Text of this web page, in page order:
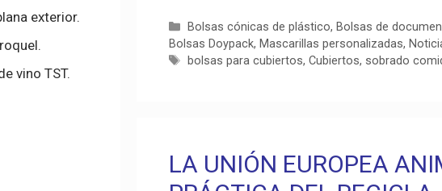
Categorías
Bolsas cónicas de plástico, Bolsas de
Bolsas Doypack, Mascarillas personalizadas,
Etiquetas
bolsas para cubiertos,Cubiertos, sobrado
LA UNIÓN EUROPEA
exterior.
vino TST.